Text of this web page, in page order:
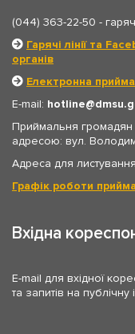
(044) 363-22-50 -
Гарячі лінії та
органів
Електронна
E-mail: hotline
Приймальня
адресою: вул.
Адреса для
Графік роботи
Вхідна
E-mail для вхідної
та запитів на публічну